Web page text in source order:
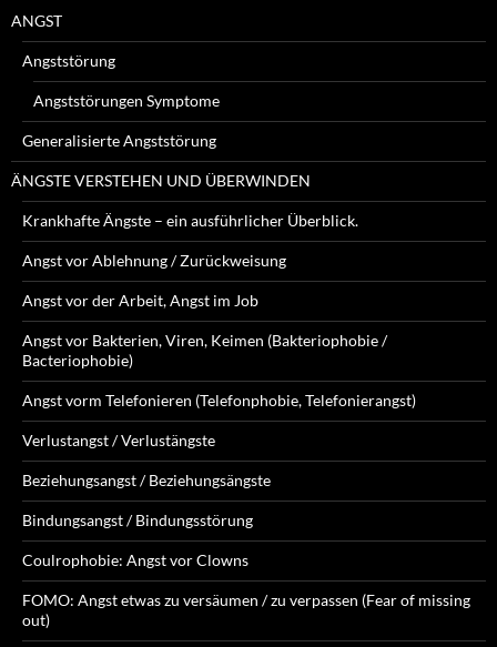
ANGST
Angststörung
Angststörungen Symptome
Generalisierte Angststörung
ÄNGSTE VERSTEHEN UND ÜBERWINDEN
Krankhafte Ängste – ein ausführlicher Überblick.
Angst vor Ablehnung / Zurückweisung
Angst vor der Arbeit, Angst im Job
Angst vor Bakterien, Viren, Keimen (Bakteriophobie /
Bacteriophobie)
Angst vorm Telefonieren (Telefonphobie, Telefonierangst)
Verlustangst / Verlustängste
Beziehungsangst / Beziehungsängste
Bindungsangst / Bindungsstörung
Coulrophobie: Angst vor Clowns
FOMO: Angst etwas zu versäumen / zu verpassen (Fear of missing
out)